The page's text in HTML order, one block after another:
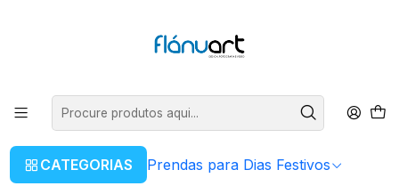
CATEGORIAS Prendas para Dias Festivos
Artigos Personalizados Porta - Chaves